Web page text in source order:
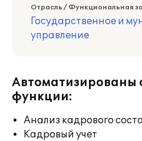
Отрасль / Функциональная
Государственное и
управление
Автоматизированы
функции:
Анализ кадрового
Кадровый учет